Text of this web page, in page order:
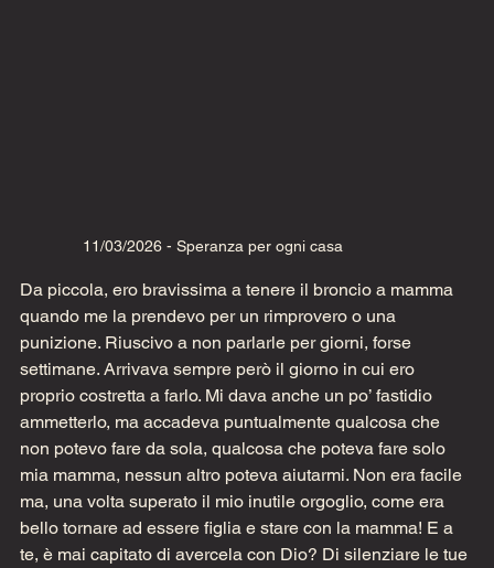
11/03/2026 - Speranza per ogni casa
Da piccola, ero bravissima a tenere il broncio a mamma
quando me la prendevo per un rimprovero o una
punizione. Riuscivo a non parlarle per giorni, forse
settimane. Arrivava sempre però il giorno in cui ero
proprio costretta a farlo. Mi dava anche un po’ fastidio
ammetterlo, ma accadeva puntualmente qualcosa che
non potevo fare da sola, qualcosa che poteva fare solo
mia mamma, nessun altro poteva aiutarmi. Non era facile
ma, una volta superato il mio inutile orgoglio, come era
bello tornare ad essere figlia e stare con la mamma! E a
te, è mai capitato di avercela con Dio? Di silenziare le tue